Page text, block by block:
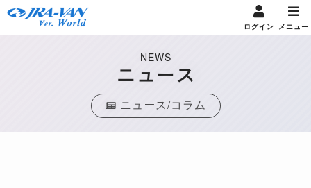
ログイン メニュー
NEWS
ニュース
ニュース/コラム